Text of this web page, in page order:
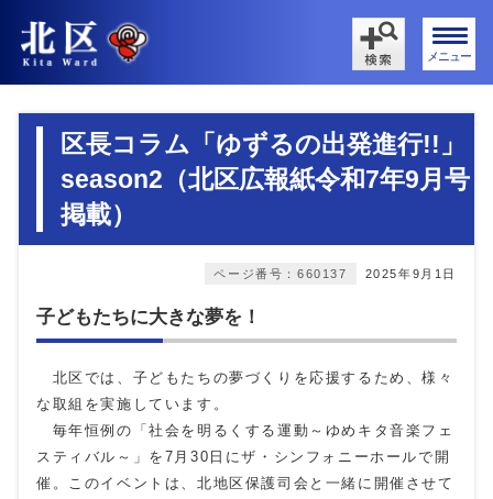
メニュー
区長コラム「ゆずるの出発進行!!」
season2（北区広報紙令和7年9月号
掲載）
2025年9月1日
ページ番号：660137
子どもたちに大きな夢を！
北区では、子どもたちの夢づくりを応援するため、様々
な取組を実施しています。
毎年恒例の「社会を明るくする運動～ゆめキタ音楽フェ
スティバル～」を 7 月30 日にザ・シンフォニーホールで開
催。このイベントは、北地区保護司会と一緒に開催させて